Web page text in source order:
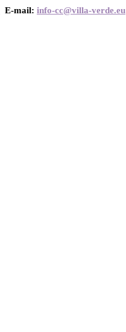
E-mail: info-cc@villa-verde.eu